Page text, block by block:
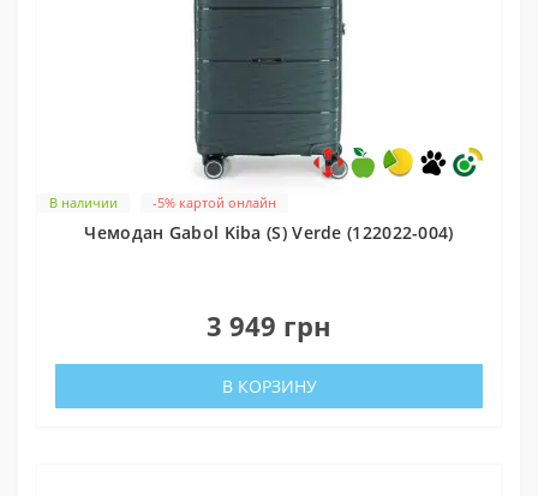
В наличии -5% картой онлайн
Чемодан Gabol Kiba (S) Verde (122022-004)
3 949 грн
В КОРЗИНУ